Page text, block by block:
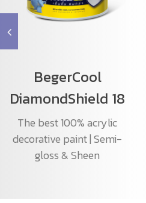
BegerCool
DiamondShield 18
The best 100% acrylic
decorative paint | Semi-
gloss & Sheen